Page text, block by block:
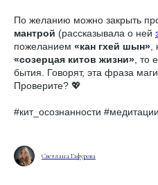
По желанию можно закрыть
мантрой (рассказывала о ней
пожеланием «кан гхей шын»
«созерцая китов жизни» , то
бытия. Говорят, эта фраза
Проверите? 💖
#кит_осознанности
Светлана Гафурова